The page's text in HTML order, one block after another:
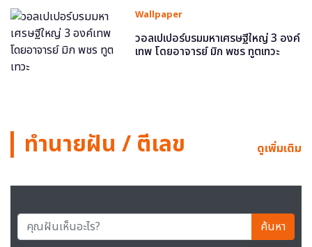
Wallpaper
วอลเปเปอร์บรมมหาเศรษฐีใหญ่ 3 องค์
เทพ โดยอาจารย์ มิก พชร ทูตเทวะ
ทำนายฝัน / ตีเลข ดูเพิ่มเติม
ค้นหา